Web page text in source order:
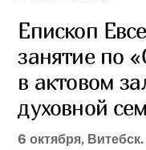
Епископ
занятие по
в актовом
духовной
6 октября, Витебск.